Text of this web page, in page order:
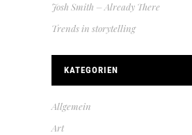
Josh Smith – Already There
Trends in storytelling
KATEGORIEN
Allgemein
Art